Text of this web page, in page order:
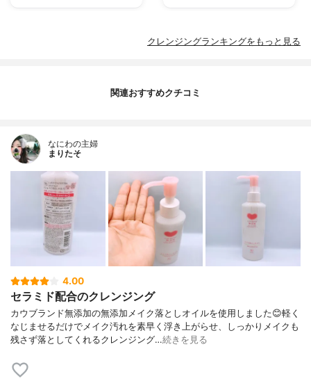
クレンジングランキングをもっと見る
関連おすすめクチコミ
なにわの主婦
まりたそ
4.00
セラミド配合のクレンジング
カウブランド無添加の無添加メイク落としオイルを使用しました😊軽く
なじませるだけでメイク汚れを素早く浮き上がらせ、しっかりメイクも
残さず落としてくれるクレンジング…続きを見る